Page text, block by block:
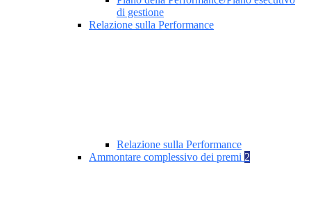
di gestione
Relazione sulla Performance
Relazione sulla Performance
Ammontare complessivo dei premi 2